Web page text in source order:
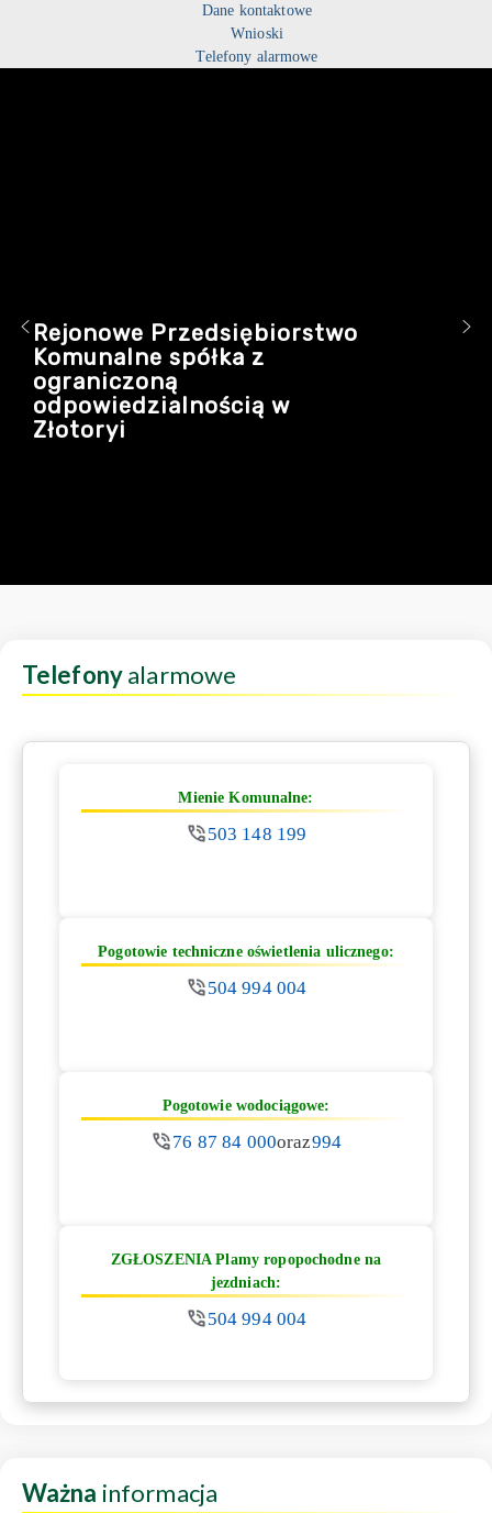
Dane kontaktowe
Wnioski
Telefony alarmowe
Rejonowe Przedsiębiorstwo
Komunalne spółka z
ograniczoną
odpowiedzialnością w
Złotoryi
Telefonyalarmowe
Mienie Komunalne:
503 148 199
Pogotowie techniczne oświetlenia ulicznego:
504 994 004
Pogotowie wodociągowe:
76 87 84 000oraz994
ZGŁOSZENIA Plamy ropopochodne na
jezdniach:
504 994 004
Ważna informacja